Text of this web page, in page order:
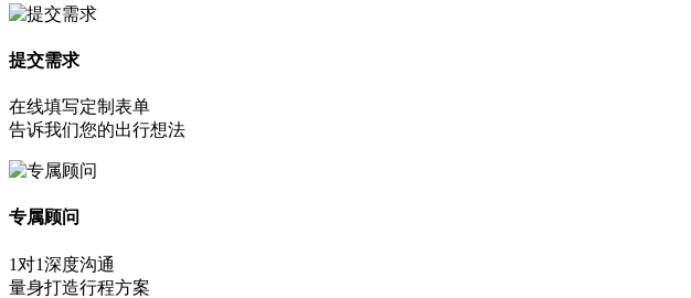
提交需求
在线填写定制表单
告诉我们您的出行想法
专属顾问
1对1深度沟通
量身打造行程方案